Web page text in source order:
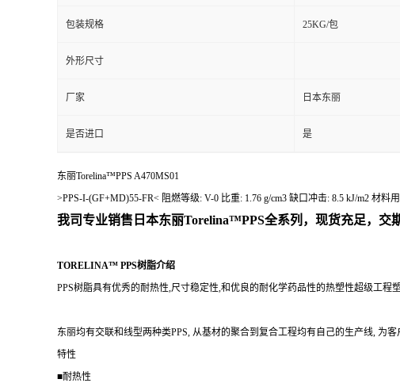
包装规格 25KG/包
外形尺寸
厂家 日本东丽
是否进口 是
东丽Torelina™PPS A470MS01
>PPS-I-(GF+MD)55-FR< 阻燃等级: V-0 比重: 1.76 g/cm3 缺口冲击: 8.5 kJ/m2
我司专业销售日本东丽Torelina™PPS全系列，现货充足，交
TORELINA™ PPS树脂介绍
PPS树脂具有优秀的耐热性,尺寸稳定性,和优良的耐化学药品性的热塑性超级工程塑
东丽均有交联和线型两种类PPS, 从基材的聚合到复合工程均有自己的生产线, 为客
特性
■耐热性